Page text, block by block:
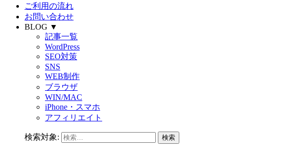
ご利用の流れ
お問い合わせ
BLOG ▼
記事一覧
WordPress
SEO対策
SNS
WEB制作
ブラウザ
WIN/MAC
iPhone・スマホ
アフィリエイト
検索対象: